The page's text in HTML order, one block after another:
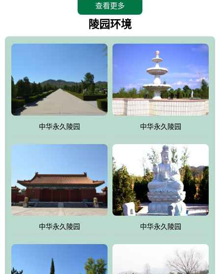
地。在总体设计上完全以中国传统文化作为前渠，由三条山脊环绕
而成，宛如一把太师椅，呈坐南朝北向，左青龙，右白虎，前朱
环绕挡住了外界的风吹，流动的生气遇到官厅的水又止住了，正好
符合山环水抱，藏风纳气的要求。中华永久陵园风景庄重典雅、气
势如宏，是华北地区最大的平川式墓园，陵园以皇家建筑风格为载
体吸取现代园林艺术之精华
查看更多
陵园环境
中华永久陵园 中华永久陵园
中华永久陵园 中华永久陵园